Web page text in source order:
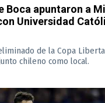
Boca apuntaron a
Universidad
de la Copa
chileno como local.